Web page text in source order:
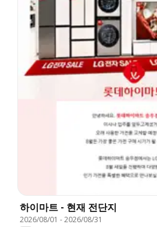
하이마트 - 현재 전단지
2026/08/01 -2026/08/31